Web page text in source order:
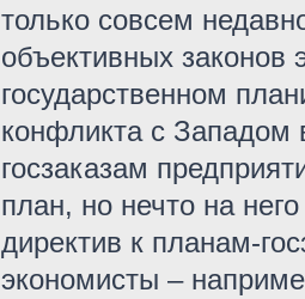
только совсем
объективных законов
государственном
конфликта с Западом
госзаказам
план, но нечто на
директив к планам-
экономисты –